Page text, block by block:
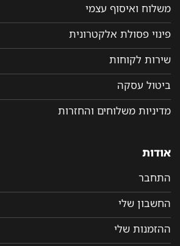
משלוח ואיסוף עצמי
פינוי פסולת אלקטרונית
שירות לקוחות
ביטול עסקה
מדיניות משלוחים והחזרות
אודות
התחבר
החשבון שלי
ההזמנות שלי